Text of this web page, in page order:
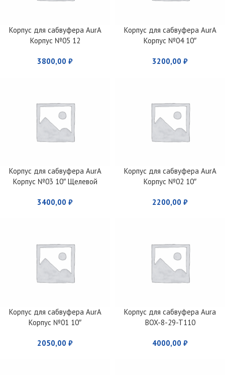
Корпус для сабвуфера AurA
Корпус №05 12
3800,00 ₽
Корпус для сабвуфера AurA
Корпус №04 10″
3200,00 ₽
Корпус для сабвуфера AurA
Корпус №03 10″ Щелевой
3400,00 ₽
Корпус для сабвуфера AurA
Корпус №02 10″
2200,00 ₽
Корпус для сабвуфера AurA
Корпус №01 10″
2050,00 ₽
Корпус для сабвуфера Aura
BOX-8-29-T110
4000,00 ₽